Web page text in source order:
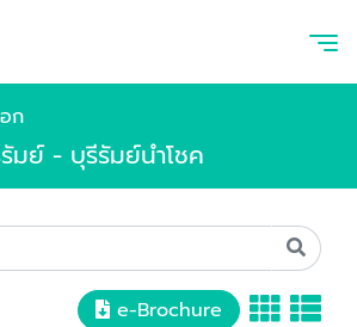
ก
มย์ - บุรีรัมย์นำโชค
e-Brochure